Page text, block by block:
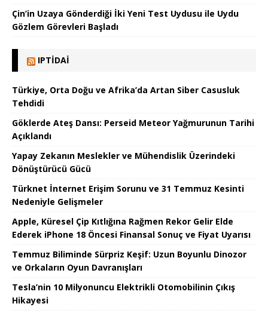
Çin’in Uzaya Gönderdiği İki Yeni Test Uydusu ile Uydu
Gözlem Görevleri Başladı
IPTIDAI
Türkiye, Orta Doğu ve Afrika’da Artan Siber Casusluk
Tehdidi
Göklerde Ateş Dansı: Perseid Meteor Yağmurunun Tarihi
Açıklandı
Yapay Zekanın Meslekler ve Mühendislik Üzerindeki
Dönüştürücü Gücü
Türknet İnternet Erişim Sorunu ve 31 Temmuz Kesinti
Nedeniyle Gelişmeler
Apple, Küresel Çip Kıtlığına Rağmen Rekor Gelir Elde
Ederek iPhone 18 Öncesi Finansal Sonuç ve Fiyat Uyarısı
Temmuz Biliminde Sürpriz Keşif: Uzun Boyunlu Dinozor
ve Orkaların Oyun Davranışları
Tesla’nin 10 Milyonuncu Elektrikli Otomobilinin Çıkış
Hikayesi